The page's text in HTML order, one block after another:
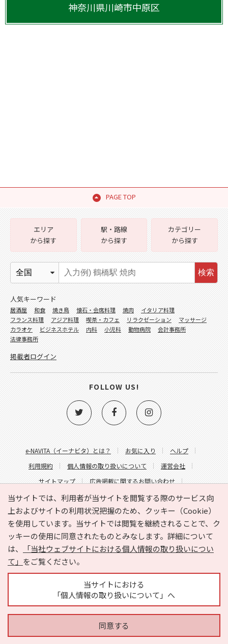
神奈川県川崎市中原区
PAGE TOP
当サイトでは、利用者が当サイトを閲覧する際のサービス向
上およびサイトの利用状況把握のため、クッキー（Cookie）
を使用しています。当サイトでは閲覧を継続されることで、ク
ッキーの使用に同意されたものとみなします。詳細について
は、
「当社ウェブサイトにおける個人情報の取り扱いについ
て」 をご覧ください。
当サイトにおける
「個人情報の取り扱いについて」へ
同意する
e-NAVITA（イーナビタ）とは？ お気に入り
ヘルプ
利用規約
個人情報の取り扱いについて
運営会社
サイトマップ
広告掲載に関するお問い合わせ
サイトの内容に関するお問い合わせ
エリア
から探す
駅・路線
から探す
カテゴリー
から探す
検索
人気キーワード
居酒屋 和食 焼き鳥 懐石・会席料理 焼肉
イタリア料理
フランス料理
アジア料理 喫茶・カフェ リラクゼーション
マッサージ
カラオケ
ビジネスホテル 内科 小児科 動物病院
会計事務所
法律事務所
掲載者ログイン
FOLLOW US!
Copyright © HYOJITO.Co.,Ltd. All Rights Reserved.